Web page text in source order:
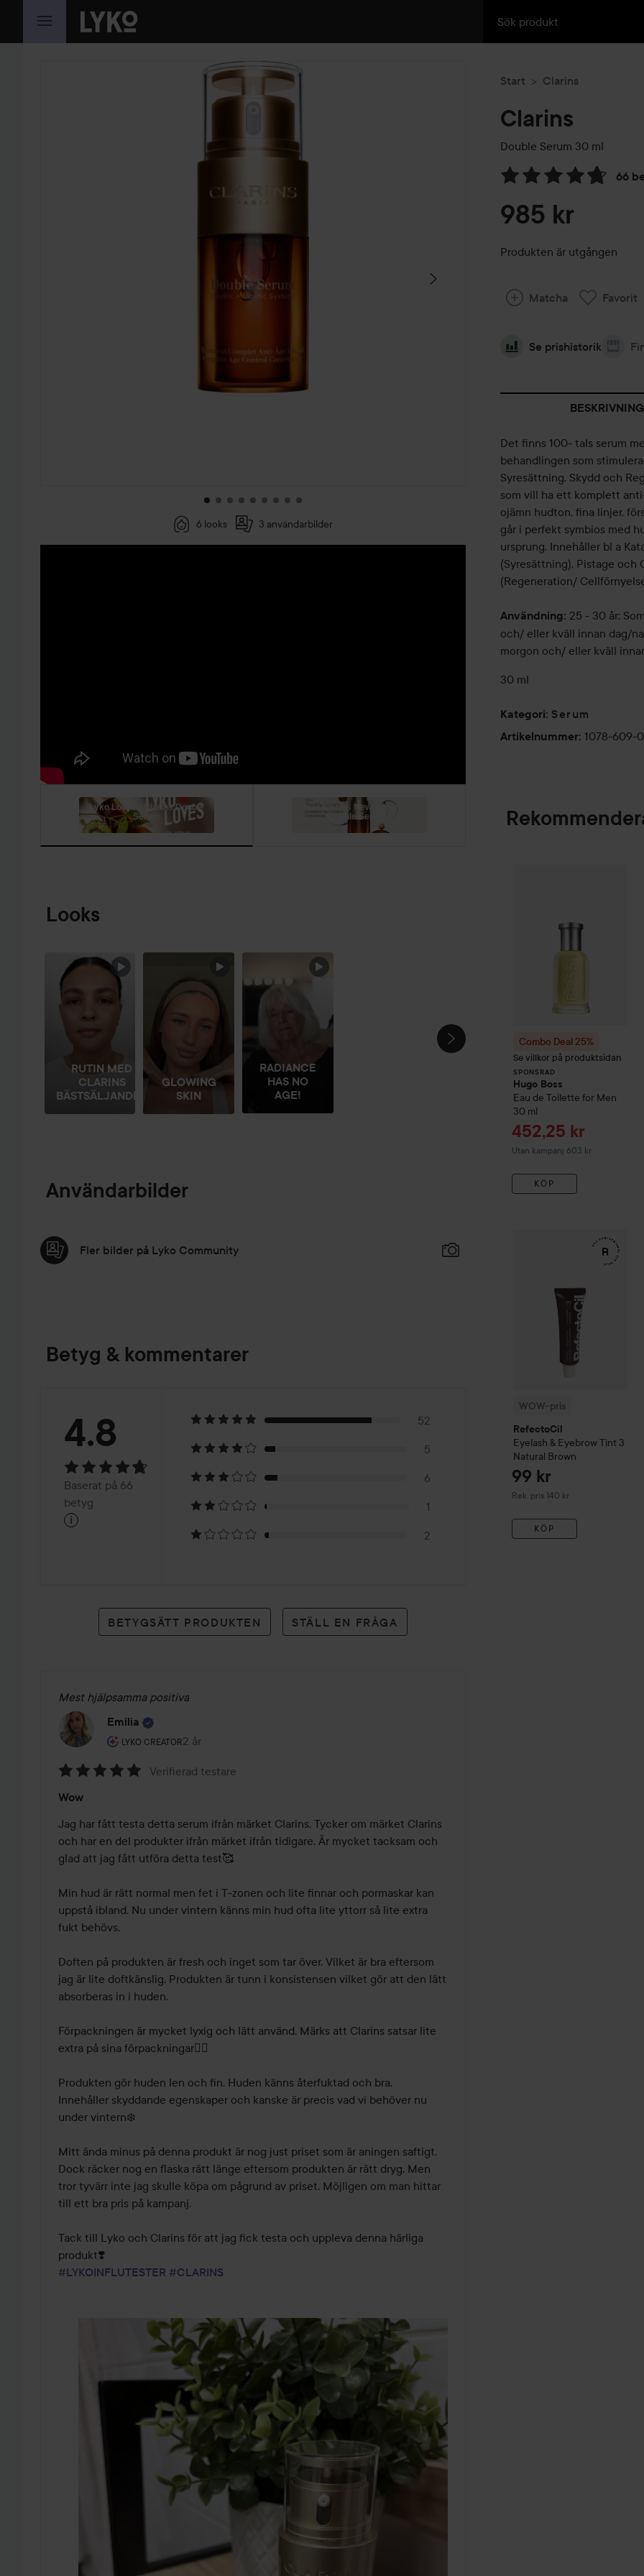
HOPPA TILL INNEHÅLLET
6 looks 3 användarbilder
Lyko Loves - Clarins Double
Serum
00:21
Meet Clarins New Generation
Double Serum !
Looks
HOPPA ÖVER SEKTIONEN
RUTIN MED
CLARINS
BÄSTSÄLJANDE...
GLOWING
SKIN
RADIANCE
HAS NO
AGE!
MUST-
HAVES DEL
Användarbilder
Fler bilder på Lyko Community
Betyg & kommentarer
Betyg:
4.8Baserat
på
betyg
4.8
Baserat på 66
betyg
i
52
5
6
1
2
BETYGSÄTT PRODUKTEN STÄLL EN FRÅGA
Mest hjälpsamma positiva
Emilia
LYKO CREATOR
Användarens roll: Lyko Creator.
2 år
Inlägget skapades 2 år
5
av
5
Verifierad testare
Wow
Jag har fått testa detta serum ifrån märket Clarins. Tycker om märket Clarins
och har en del produkter ifrån märket ifrån tidigare. Är mycket tacksam och
glad att jag fått utföra detta test🥰
Min hud är rätt normal men fet i T-zonen och lite finnar och pormaskar kan
uppstå ibland. Nu under vintern känns min hud ofta lite yttorr så lite extra
fukt behövs.
Doften på produkten är fresh och inget som tar över. Vilket är bra eftersom
jag är lite doftkänslig. Produkten är tunn i konsistensen vilket gör att den lätt
absorberas in i huden.
Förpackningen är mycket lyxig och lätt använd. Märks att Clarins satsar lite
extra på sina förpackningar👍🏼
Produkten gör huden len och fin. Huden känns återfuktad och bra.
Innehåller skyddande egenskaper och kanske är precis vad vi behöver nu
under vintern❄️
Mitt ända minus på denna produkt är nog just priset som är aningen saftigt.
Dock räcker nog en flaska rätt länge eftersom produkten är rätt dryg. Men
tror tyvärr inte jag skulle köpa om pågrund av priset. Möjligen om man hittar
till ett bra pris på kampanj.
Tack till Lyko och Clarins för att jag fick testa och uppleva denna härliga
#LYKOINFLUTESTER #CLARINS
Start Clarins
Clarins
Double Serum 30 ml
66
Hoppa till Betyg &
985 kr
Produkten är utgången
Matcha Favorit
Se prishistorik
BESKRIVNING
Det finns 100- tals serum
behandlingen som
Syresättning, Skydd och
som vill ha ett komplett
ojämn hudton, fina linjer,
går i perfekt symbios med
ursprung. Innehåller bl a
(Syresättning), Pistage och
(Regeneration/
Användning: 25 - 30 år:
och/ eller kväll innan dag/
morgon och/ eller kväll
30 ml
Kategori: Serum
Artikelnummer: 1078-609-
Combo Deal 25%
Se villkor på produktsidan
SPONSRAD
Hugo Boss
Eau de Toilette for Men
30 ml
Reapris
452,25 kr
Utan kampanj 603 kr
KÖP
WOW-pris
RefectoCil
Eyelash & Eyebrow Tint 3
Natural Brown
99 kr
Rek. pris 140 kr
Rekommenderat pris 140 kr
KÖP
RefectoCil